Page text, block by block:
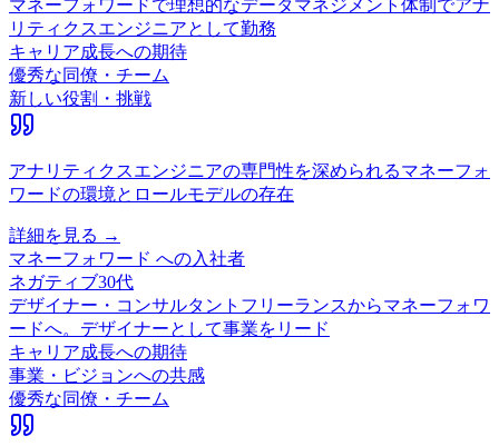
マネーフォワードで理想的なデータマネジメント体制でアナ
リティクスエンジニアとして勤務
キャリア成長への期待
優秀な同僚・チーム
新しい役割・挑戦
アナリティクスエンジニアの専門性を深められるマネーフォ
ワードの環境とロールモデルの存在
詳細を見る →
マネーフォワード への入社者
ネガティブ30代
デザイナー・コンサルタント フリーランスからマネーフォワ
ードへ。デザイナーとして事業をリード
キャリア成長への期待
事業・ビジョンへの共感
優秀な同僚・チーム